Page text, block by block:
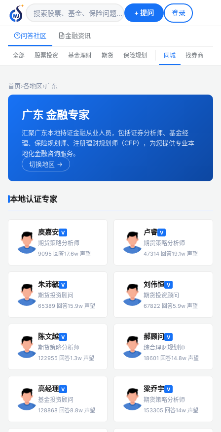
+提问 登录
问答社区 金融资讯
全部 股票投资 基金理财 期货 保险规划 同城 找券商
首页›各地区›广东
广东 金融专家
汇聚广东本地持证金融从业人员，包括证券分析师、基金经
理、保险规划师、注册理财规划师（CFP），为您提供专业本
地化金融咨询服务。
切换地区 →
本地认证专家
庾嘉安 V
期货策略分析师
9095 回答17.6w 声望
卢睿 V
期货策略分析师
47314 回答19.1w 声望
朱沛毓 V
期货投资顾问
65389 回答15.9w 声望
刘伟恒 V
期货投资顾问
67822 回答5.9w 声望
陈文越 V
期货策略分析师
122955 回答1.3w 声望
郝顾问 V
综合理财规划师
18601 回答14.8w 声望
高经理 V
基金投资顾问
128868 回答8.8w 声望
梁乔宇 V
期货策略分析师
153305 回答14w 声望